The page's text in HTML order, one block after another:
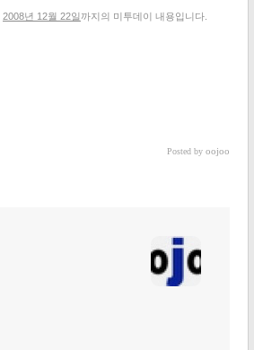
2008년 12월 22일까지의 미투데이 내용입니다.
Posted by oojoo